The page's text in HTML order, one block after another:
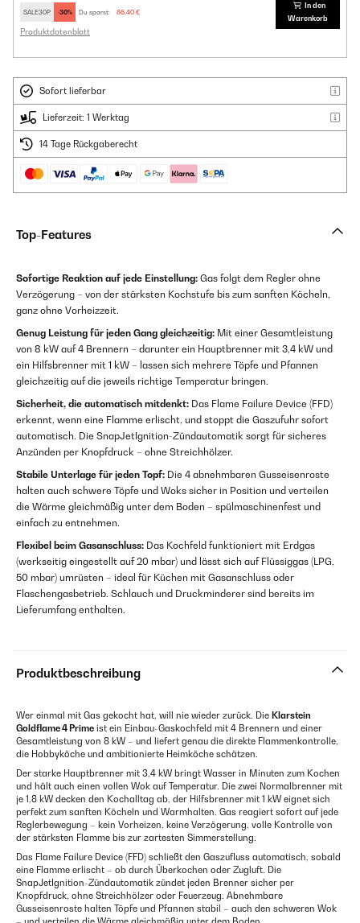
SALE30P -30% Du sparst: 86,40 €
Produktdatenblatt
In den
Warenkorb
Sofort lieferbar
Lieferzeit: 1 Werktag
14 Tage Rückgaberecht
Top-Features
Sofortige Reaktion auf jede Einstellung: Gas folgt dem Regler ohne
Verzögerung – von der stärksten Kochstufe bis zum sanften Köcheln,
ganz ohne Vorheizzeit.
Genug Leistung für jeden Gang gleichzeitig: Mit einer Gesamtleistung
von 8 kW auf 4 Brennern – darunter ein Hauptbrenner mit 3,4 kW und
ein Hilfsbrenner mit 1 kW – lassen sich mehrere Töpfe und Pfannen
gleichzeitig auf die jeweils richtige Temperatur bringen.
Sicherheit, die automatisch mitdenkt: Das Flame Failure Device (FFD)
erkennt, wenn eine Flamme erlischt, und stoppt die Gaszufuhr sofort
automatisch. Die SnapJetIgnition-Zündautomatik sorgt für sicheres
Anzünden per Knopfdruck – ohne Streichhölzer.
Stabile Unterlage für jeden Topf: Die 4 abnehmbaren Gusseisenroste
halten auch schwere Töpfe und Woks sicher in Position und verteilen
die Wärme gleichmäßig unter dem Boden – spülmaschinenfest und
einfach zu entnehmen.
Flexibel beim Gasanschluss: Das Kochfeld funktioniert mit Erdgas
(werkseitig eingestellt auf 20 mbar) und lässt sich auf Flüssiggas (LPG,
50 mbar) umrüsten – ideal für Küchen mit Gasanschluss oder
Flaschengasbetrieb. Schlauch und Druckminderer sind bereits im
Lieferumfang enthalten.
Produktbeschreibung
Wer einmal mit Gas gekocht hat, will nie wieder zurück. Die Klarstein
Goldflame 4 Prime ist ein Einbau-Gaskochfeld mit 4 Brennern und einer
Gesamtleistung von 8 kW – und liefert genau die direkte Flammenkontrolle,
die Hobbyköche und ambitionierte Heimköche schätzen.
Der starke Hauptbrenner mit 3,4 kW bringt Wasser in Minuten zum Kochen
und hält auch einen vollen Wok auf Temperatur. Die zwei Normalbrenner mit
je 1,8 kW decken den Kochalltag ab, der Hilfsbrenner mit 1 kW eignet sich
perfekt zum sanften Köcheln und Warmhalten. Gas reagiert sofort auf jede
Reglerbewegung – kein Vorheizen, keine Verzögerung, volle Kontrolle von
der stärksten Flamme bis zur zartesten Simmerstellung.
Das Flame Failure Device (FFD) schließt den Gaszufluss automatisch, sobald
eine Flamme erlischt – ob durch Überkochen oder Zugluft. Die
SnapJetIgnition-Zündautomatik zündet jeden Brenner sicher per
Knopfdruck, ohne Streichhölzer oder Feuerzeug. Abnehmbare
Gusseisenroste halten Töpfe und Pfannen stabil – auch den schweren Wok